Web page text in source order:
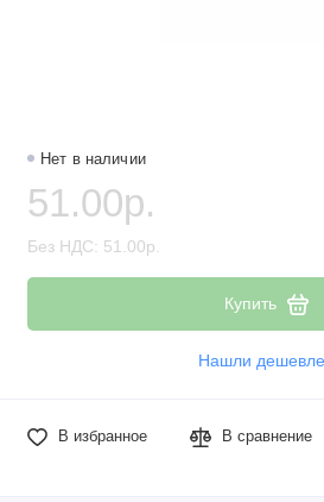
Нет в наличии
51.00р.
Без НДС: 51.00р.
Купить
Нашли
В избранное В сравнение